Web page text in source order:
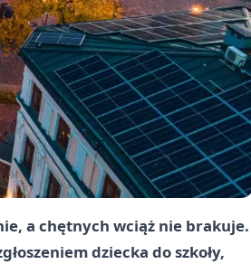
a chętnych wciąż nie brakuje.
dziecka do szkoły,